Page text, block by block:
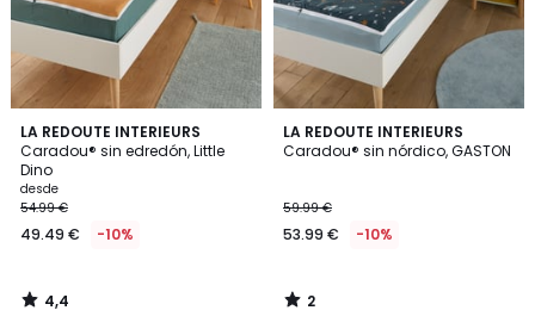
LA REDOUTE INTERIEURS
Caradou® sin edredón, Little
Dino
desde
54.99 €
49.49 € -10%
4,4
/ 5
4,4
/
LA REDOUTE INTERIEURS
Caradou® sin nórdico, GASTON
59.99 €
53.99 € -10%
2
/
2
/